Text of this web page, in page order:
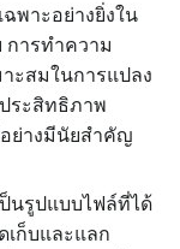
พาะอย่างยิ่งใน
การทำความ
ะสมในการแปลง
ระสิทธิภาพ
ย่างมีนัยสำคัญ
นรูปแบบไฟล์ที่ได้
ก็บและแลก